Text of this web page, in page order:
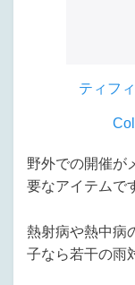
ティフ
野外での開催が
要なアイテムで
熱射病や熱中病
子なら若干の雨